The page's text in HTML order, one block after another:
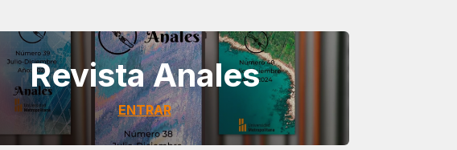
Revista Anales
ENTRAR